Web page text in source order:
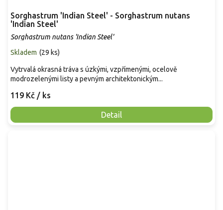
Sorghastrum 'Indian Steel' - Sorghastrum nutans
'Indian Steel'
Sorghastrum nutans 'Indian Steel'
Skladem (29 ks)
119 Kč / ks
Detail
Vytrvalá okrasná tráva s úzkými, vzpřímenými, ocelově
modrozelenými listy a pevným architektonickým...